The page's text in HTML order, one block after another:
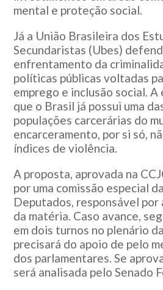
mental e proteção social.
Já a União Brasileira dos
Secundaristas (Ubes)
enfrentamento da
políticas públicas voltadas
emprego e inclusão social.
que o Brasil já possui uma
populações carcerárias do
encarceramento, por si só,
índices de violência.
A proposta, aprovada na
por uma comissão especial
Deputados, responsável por
da matéria. Caso avance,
em dois turnos no plenário
precisará do apoio de pelo
dos parlamentares. Se
será analisada pelo Senado